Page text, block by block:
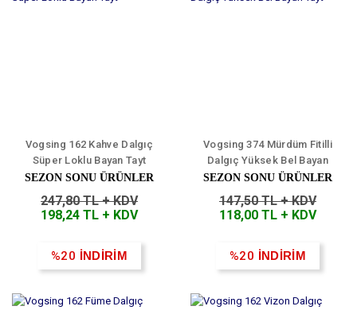
Vogsing 162 Kahve Dalgıç
Süper Loklu Bayan Tayt
SEZON SONU ÜRÜNLER
247,80 TL + KDV
198,24 TL + KDV
%20 İNDİRİM
Vogsing 374 Mürdüm Fitilli
Dalgıç Yüksek Bel Bayan
Tayt
SEZON SONU ÜRÜNLER
147,50 TL + KDV
118,00 TL + KDV
%20 İNDİRİM